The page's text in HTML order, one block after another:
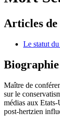
Articles
Le statut
Biographie
Maître de
sur le
médias aux
post-hertzien